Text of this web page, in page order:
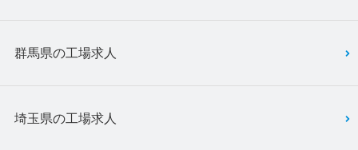
群馬県の工場求人
埼玉県の工場求人